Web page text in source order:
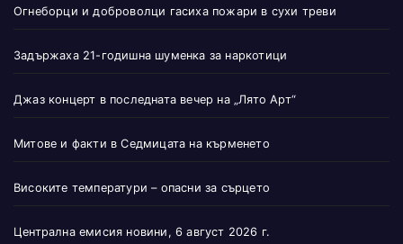
Огнеборци и доброволци гасиха пожари в сухи треви
Задържаха 21-годишна шуменка за наркотици
Джаз концерт в последната вечер на „Лято Арт“
Митове и факти в Седмицата на кърменето
Високите температури – опасни за сърцето
Централна емисия новини, 6 август 2026 г.